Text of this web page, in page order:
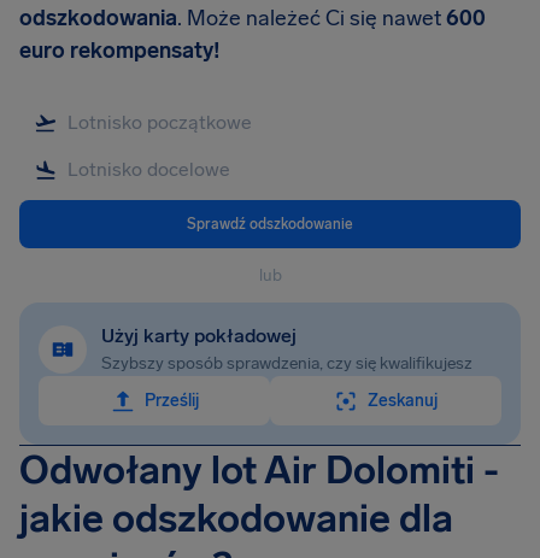
odszkodowania. Może należeć Ci się nawet600
euro rekompensaty!
Sprawdź odszkodowanie
lub
Użyj karty pokładowej
Szybszy sposób sprawdzenia, czy się kwalifikujesz
Prześlij
Zeskanuj
Odwołany lot Air Dolomiti -
jakie odszkodowanie dla